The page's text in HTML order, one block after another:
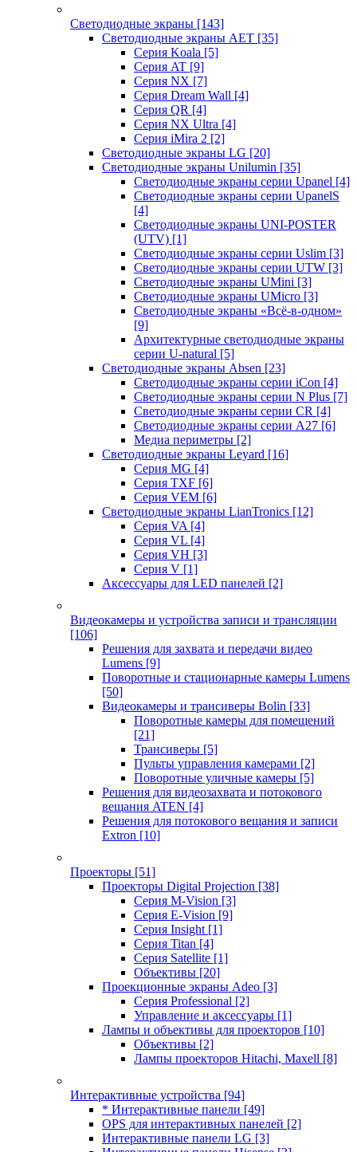
Светодиодные экраны [143]
Светодиодные экраны AET [35]
Cерия Koala [5]
Серия AT [9]
Серия NX [7]
Серия Dream Wall [4]
Серия QR [4]
Серия NX Ultra [4]
Серия iMira 2 [2]
Светодиодные экраны LG [20]
Светодиодные экраны Unilumin [35]
Светодиодные экраны серии Upanel [4]
Светодиодные экраны серии UpanelS
[4]
Светодиодные экраны UNI-POSTER
(UTV) [1]
Светодиодные экраны серии Uslim [3]
Светодиодные экраны серии UTW [3]
Светодиодные экраны UMini [3]
Светодиодные экраны UMicro [3]
Светодиодные экраны «Всё-в-одном»
[9]
Архитектурные светодиодные экраны
серии U-natural [5]
Светодиодные экраны Absen [23]
Светодиодные экраны серии iCon [4]
Светодиодные экраны серии N Plus [7]
Светодиодные экраны серии CR [4]
Светодиодные экраны серии А27 [6]
Медиа периметры [2]
Светодиодные экраны Leyard [16]
Серия MG [4]
Серия TXF [6]
Серия VEM [6]
Светодиодные экраны LianTronics [12]
Серия VA [4]
Серия VL [4]
Серия VH [3]
Серия V [1]
Аксессуары для LED панелей [2]
Видеокамеры и устройства записи и трансляции
[106]
Решения для захвата и передачи видео
Lumens [9]
Поворотные и стационарные камеры Lumens
[50]
Видеокамеры и трансиверы Bolin [33]
Поворотные камеры для помещений
[21]
Трансиверы [5]
Пульты управления камерами [2]
Поворотные уличные камеры [5]
Решения для видеозахвата и потокового
вещания ATEN [4]
Решения для потокового вещания и записи
Extron [10]
Проекторы [51]
Проекторы Digital Projection [38]
Серия M-Vision [3]
Серия E-Vision [9]
Серия Insight [1]
Серия Titan [4]
Серия Satellite [1]
Объективы [20]
Проекционные экраны Adeo [3]
Серия Professional [2]
Управление и аксессуары [1]
Лампы и объективы для проекторов [10]
Объективы [2]
Лампы проекторов Hitachi, Maxell [8]
Интерактивные устройства [94]
* Интерактивные панели [49]
OPS для интерактивных панелей [2]
Интерактивные панели LG [3]